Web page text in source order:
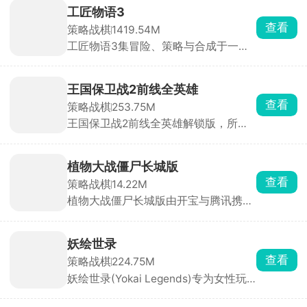
用精致的二次元卡通画风，打造出沉浸
式奇幻体验。玩家可自由收集数百位特
色角色，通过策略搭配组建专属梦幻阵
容，体验深度养成乐趣。丰富的主线剧
工匠物语3
策略战棋1419.54M
工匠物语3集冒险、策略与合成于一
核心，玩家需收集魔物素材、锻造书
等，合成精炼武器装备与药水。新增裁
缝、炼金、魔法合成等多元玩法，让游
戏体验更加丰富。操作轻松便捷，采用
积累资源。
查看
王国保卫战2前线全英雄
策略战棋253.75M
王国保卫战2前线全英雄解锁版，所有
游戏，放置不同的塔种，派遣英雄安置
在不同的未知，随时做出迅速调整策略
的决策，应对变幻莫测的敌人。
查看
植物大战僵尸长城版
策略战棋14.22M
植物大战僵尸长城版由开宝与腾讯携手
尸、怨灵僵尸等特色中国僵尸，搭配6
大经典关卡，带来全新游戏体验。玩法
模式丰富多样，除冒险模式外，更有长
城关卡、生存模式、无尽模式等挑战。
查看
妖绘世录
策略战棋224.75M
妖绘世录(Yokai Legends)专为女性玩
查看